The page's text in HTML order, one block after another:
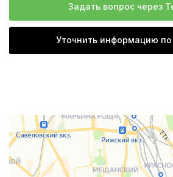
Задать вопрос через
Уточнить информацию